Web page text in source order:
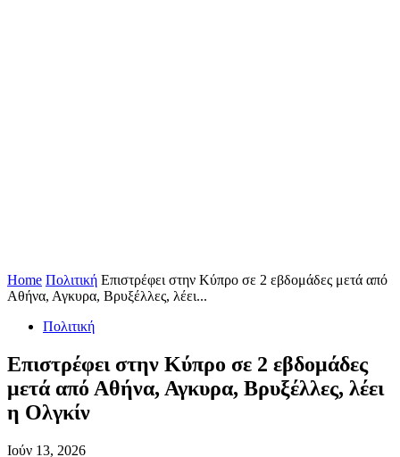
Home Πολιτική Επιστρέφει στην Κύπρο σε 2 εβδομάδες μετά από
Αθήνα, Αγκυρα, Βρυξέλλες, λέει...
Πολιτική
Επιστρέφει στην Κύπρο σε 2 εβδομάδες
μετά από Αθήνα, Αγκυρα, Βρυξέλλες, λέει
η Ολγκίν
Ιούν 13, 2026